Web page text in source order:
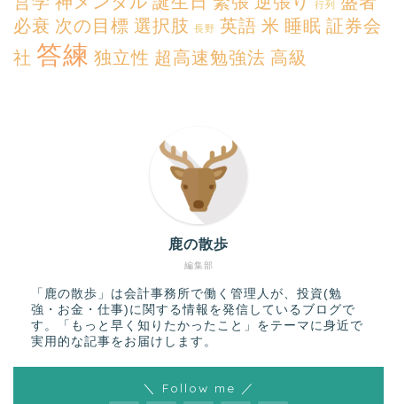
行列
必衰 次の目標 選択肢 長野 英語 米 睡眠 証券会
社 答練 独立性 超高速勉強法 高級
編集部
鹿の散歩
「鹿の散歩」は会計事務所で働く管理人が、投資(勉
強・お金・仕事)に関する情報を発信しているブログで
す。「もっと早く知りたかったこと」をテーマに身近で
実用的な記事をお届けします。
＼ Follow me ／